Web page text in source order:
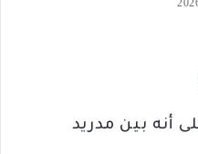
أنه بين مدريد